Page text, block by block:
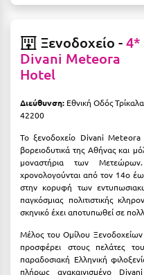
Κάρυστος
Κάσος
Κασσάνδρα
Κατερίνη
Κέα - Τζιά
Κερατέα
Κέρκυρα
Κεφαλονιά
Ξενοδοχείο -4*
Divani Meteora
Hotel
Διεύθυνση: Εθνική Οδός
42200
Το ξενοδοχείο Divani
βορειοδυτικά της Αθήνας και
μοναστήρια των
χρονολογούνται από τον 14ο
στην κορυφή των
παγκόσμιας πολιτιστικής
σκηνικό έχει αποτυπωθεί σε
Μέλος του Ομίλου
προσφέρει στους πελάτες
παραδοσιακή Ελληνική
πλήρως ανακαινισμένο